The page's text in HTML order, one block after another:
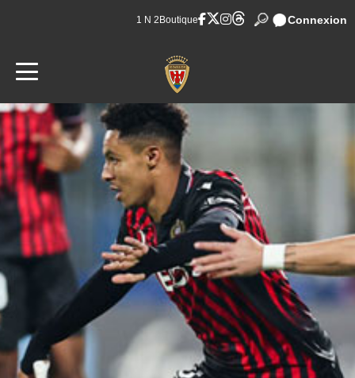
1 N 2 Boutique Connexion